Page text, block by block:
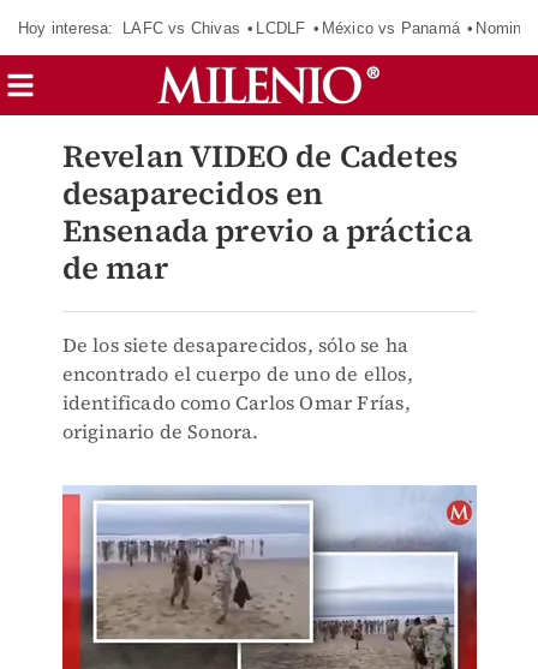
Hoy interesa: LAFC vs Chivas LCDLF México vs Panamá
Revelan VIDEO de Cadetes
desaparecidos en
Ensenada previo a práctica
de mar
De los siete desaparecidos, sólo se ha
encontrado el cuerpo de uno de ellos,
identificado como Carlos Omar Frías,
originario de Sonora.